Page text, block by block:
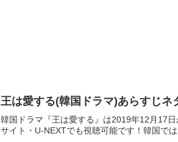
王は愛する(韓国ドラマ)あらすじネ
韓国ドラマ『王は愛する』は2019年12月17
サイト・U-NEXTでも視聴可能です！韓国で